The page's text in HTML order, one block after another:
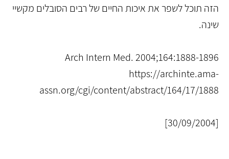
הזה תוכל לשפר את איכות החיים של רבים הסובלים מקשיי
שינה.
Arch Intern Med. 2004;164:1888-1896
https://archinte.ama-
assn.org/cgi/content/abstract/164/17/1888
[30/09/2004]